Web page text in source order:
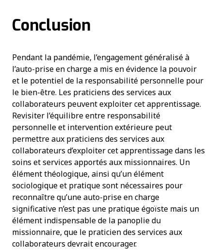
Conclusion
Pendant la pandémie, l’engagement généralisé à
l’auto-prise en charge a mis en évidence la pouvoir
et le potentiel de la responsabilité personnelle pour
le bien-être. Les praticiens des services aux
collaborateurs peuvent exploiter cet apprentissage.
Revisiter l’équilibre entre responsabilité
personnelle et intervention extérieure peut
permettre aux praticiens des services aux
collaborateurs d’exploiter cet apprentissage dans les
soins et services apportés aux missionnaires. Un
élément théologique, ainsi qu’un élément
sociologique et pratique sont nécessaires pour
reconnaître qu’une auto-prise en charge
significative n’est pas une pratique égoïste mais un
élément indispensable de la panoplie du
missionnaire, que le praticien des services aux
collaborateurs devrait encourager.